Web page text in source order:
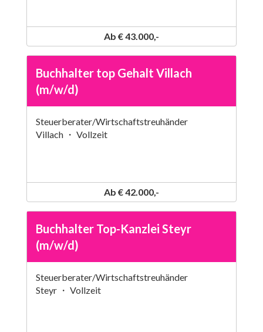
Ab € 43.000,-
Buchhalter top Gehalt Villach
(m/w/d)
Steuerberater/Wirtschaftstreuhänder
Villach ・ Vollzeit
Ab € 42.000,-
Buchhalter Top-Kanzlei Steyr
(m/w/d)
Steuerberater/Wirtschaftstreuhänder
Steyr ・ Vollzeit